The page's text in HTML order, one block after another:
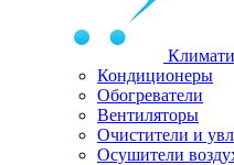
Кондиционеры
Обогреватели
Вентиляторы
Очистители и
Осушители